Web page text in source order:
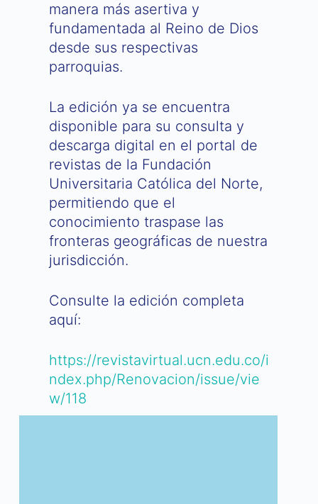
manera más asertiva y
fundamentada al Reino de Dios
desde sus respectivas
parroquias.
La edición ya se encuentra
disponible para su consulta y
descarga digital en el portal de
revistas de la Fundación
Universitaria Católica del Norte,
permitiendo que el
conocimiento traspase las
fronteras geográficas de nuestra
jurisdicción.
Consulte la edición completa
aquí:
https://revistavirtual.ucn.edu.co/i
ndex.php/Renovacion/issue/vie
w/118